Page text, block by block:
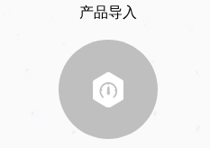
产品导入